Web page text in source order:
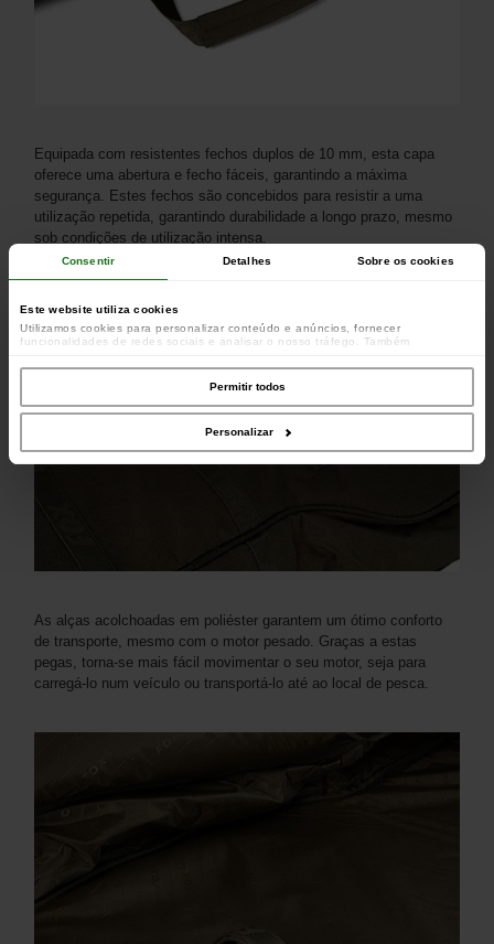
Consentir Detalhes Sobre os cookies
Este website utiliza cookies
Utilizamos cookies para personalizar conteúdo e anúncios, fornecer
funcionalidades de redes sociais e analisar o nosso tráfego. Também
parceiros de redes sociais, de publicidade e de análise, que as podem combinar
com outras informações que lhes forneceu ou recolhidas por estes a partir da
sua utilização dos respetivos serviços.
Permitir todos
Personalizar
Equipada com resistentes fechos duplos de 10 mm, esta capa
oferece uma abertura e fecho fáceis, garantindo a máxima
segurança. Estes fechos são concebidos para resistir a uma
utilização repetida, garantindo durabilidade a longo prazo, mesmo
sob condições de utilização intensa.
As alças acolchoadas em poliéster garantem um ótimo conforto
de transporte, mesmo com o motor pesado. Graças a estas
pegas, torna-se mais fácil movimentar o seu motor, seja para
carregá-lo num veículo ou transportá-lo até ao local de pesca.